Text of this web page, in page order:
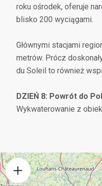
roku ośrodek, oferuje
blisko 200 wyciągami.
Głównymi stacjami
metrów. Prócz
du Soleil to również
DZIEŃ 8: Powrót do
Wykwaterowanie z